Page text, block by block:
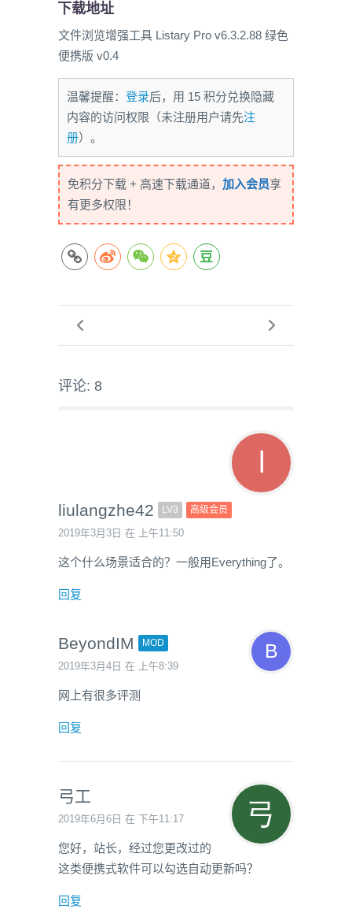
下载地址
文件浏览增强工具 Listary Pro v6.3.2.88 绿色
便携版 v0.4
温馨提醒： 登录后，用 15 积分兑换隐藏
内容的访问权限（未注册用户请先注
册）。
免积分下载 + 高速下载通道， 加入会员享
有更多权限！
评论: 8
liulangzhe42 LV3 高级会员
2019年3月3日 在 上午11:50
这个什么场景适合的？一般用Everything了。
回复
BeyondIM MOD
2019年3月4日 在 上午8:39
网上有很多评测
回复
弓工
2019年6月6日 在 下午11:17
您好，站长，经过您更改过的
这类便携式软件可以勾选自动更新吗？
回复